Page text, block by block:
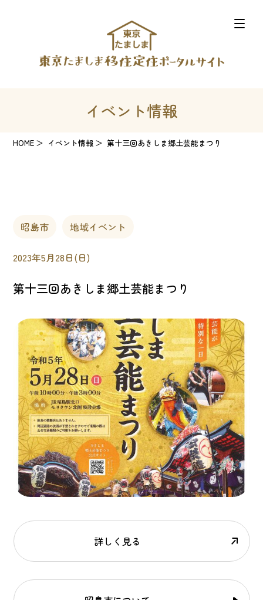
イベント情報
HOME イベント情報 第十三回あきしま郷土芸能まつり
昭島市 地域イベント
2023年5月28日(日)
第十三回あきしま郷土芸能まつり
詳しく見る